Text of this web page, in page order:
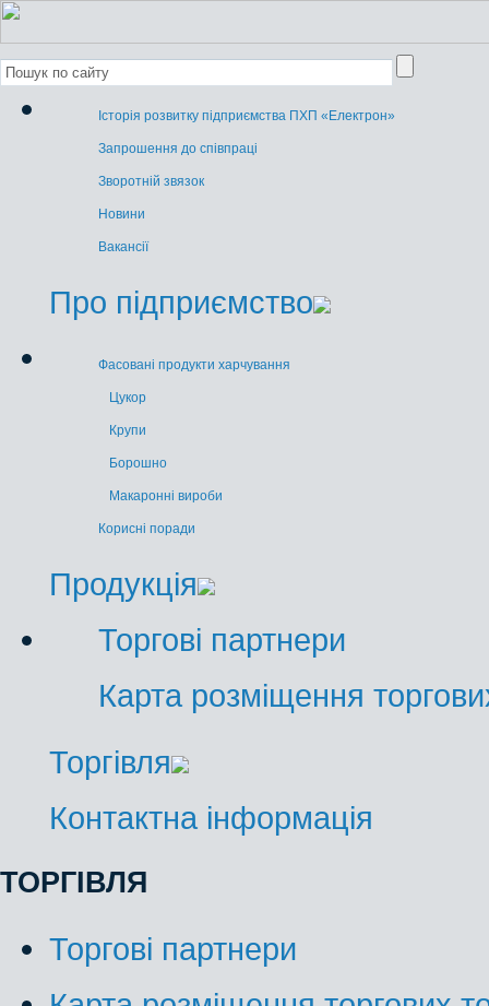
Історія розвитку підприємства ПХП «Електрон»
Запрошення до співпраці
Зворотній звязок
Новини
Вакансії
Про підприємство
Фасовані продукти харчування
Цукор
Крупи
Борошно
Макаронні вироби
Корисні поради
Продукція
Торгові партнери
Карта розміщення
Торгівля
Контактна інформація
ТОРГІВЛЯ
Торгові партнери